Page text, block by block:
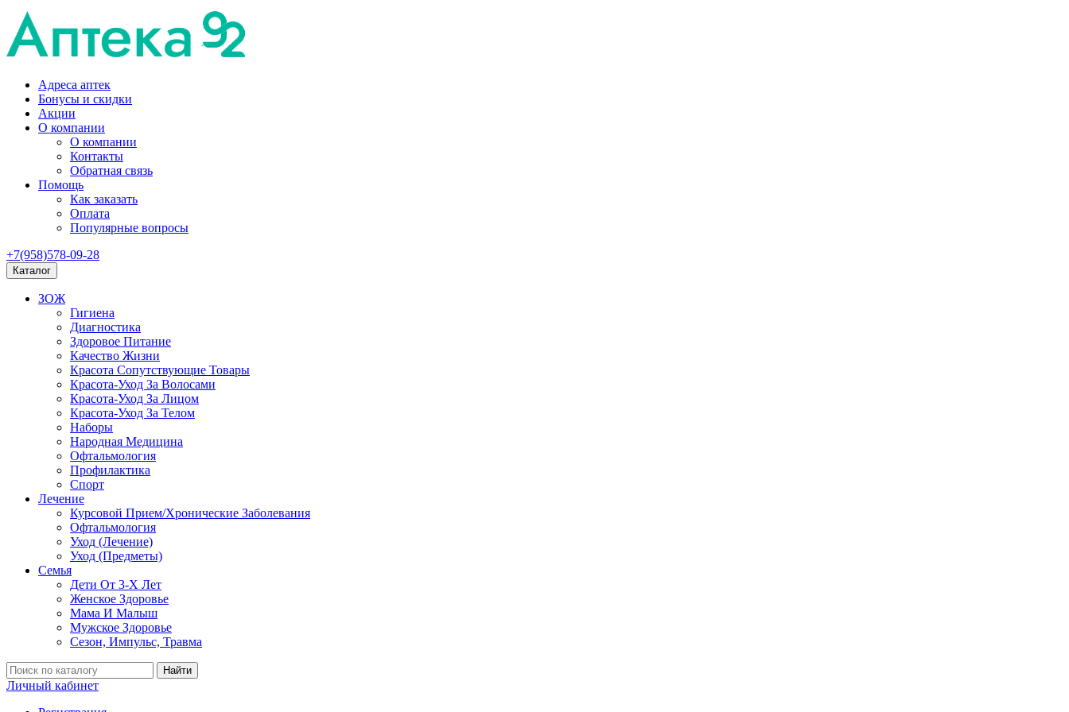
Адреса аптек
Бонусы и скидки
Акции
О компании
О компании
Контакты
Обратная связь
Помощь
Как заказать
Оплата
Популярные вопросы
+7(958)578-09-28
Каталог
ЗОЖ
Гигиена
Диагностика
Здоровое Питание
Качество Жизни
Красота Сопутствующие Товары
Красота-Уход За Волосами
Красота-Уход За Лицом
Красота-Уход За Телом
Наборы
Народная Медицина
Офтальмология
Профилактика
Спорт
Лечение
Курсовой Прием/Хронические Заболевания
Офтальмология
Уход (Лечение)
Уход (Предметы)
Семья
Дети От 3-Х Лет
Женское Здоровье
Мама И Малыш
Мужское Здоровье
Сезон, Импульс, Травма
Найти
Личный кабинет